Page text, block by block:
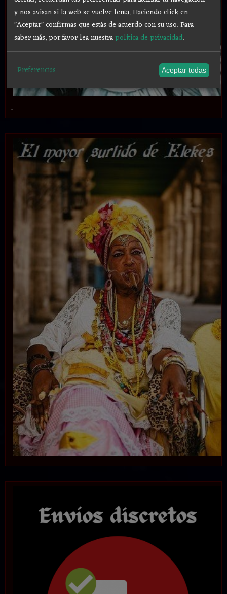
.
y nos avisan si la web se vuelve lenta. Haciendo click en
"Aceptar" confirmas que estás de acuerdo con su uso.Para
saber más, por favor lea nuestrapolítica de privacidad.
Preferencias Aceptar todas